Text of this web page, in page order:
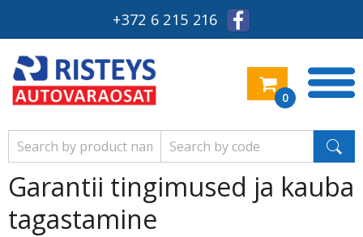
+372 6 215 216
0
Garantii tingimused ja kauba
tagastamine